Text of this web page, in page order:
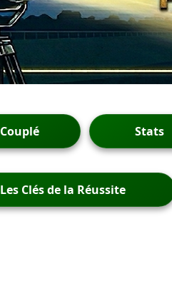
Couplé Stats
Les Clés de la Réussite